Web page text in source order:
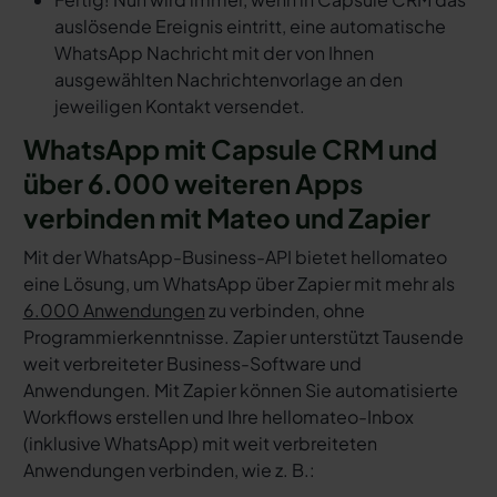
auslösende Ereignis eintritt, eine automatische
WhatsApp Nachricht mit der von Ihnen
ausgewählten Nachrichtenvorlage an den
jeweiligen Kontakt versendet.
WhatsApp mit Capsule CRM und
über 6.000 weiteren Apps
verbinden mit Mateo und Zapier
Mit der WhatsApp-Business-API bietet hellomateo
eine Lösung, um WhatsApp über Zapier mit mehr als
6.000 Anwendungenzu verbinden, ohne
Programmierkenntnisse. Zapier unterstützt Tausende
weit verbreiteter Business-Software und
Anwendungen. Mit Zapier können Sie automatisierte
Workflows erstellen und Ihre hellomateo-Inbox
(inklusive WhatsApp) mit weit verbreiteten
Anwendungen verbinden, wie z. B.: